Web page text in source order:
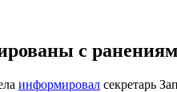
с
информировал секретарь